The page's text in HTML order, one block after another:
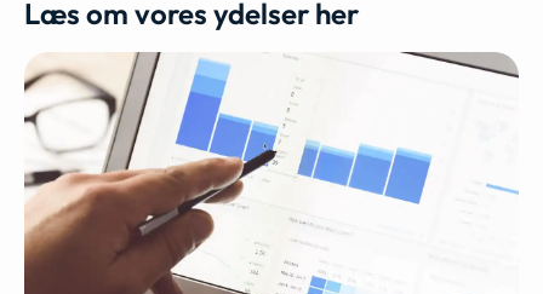
Læs om vores ydelser her